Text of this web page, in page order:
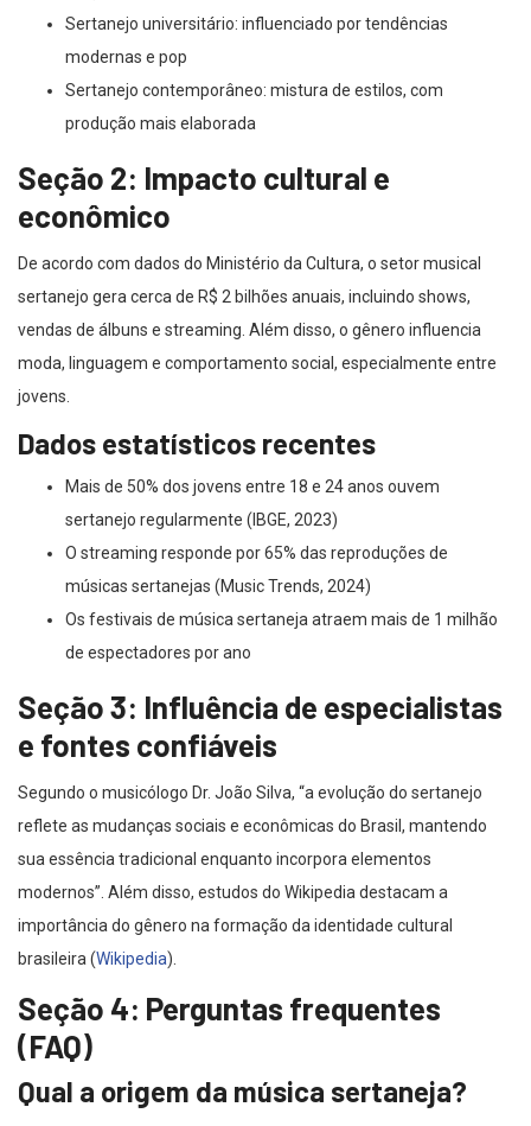
Sertanejo universitário: influenciado por tendências
modernas e pop
Sertanejo contemporâneo: mistura de estilos, com
produção mais elaborada
Seção 2: Impacto cultural e
econômico
De acordo com dados do Ministério da Cultura, o setor musical
sertanejo gera cerca de R$ 2 bilhões anuais, incluindo shows,
vendas de álbuns e streaming. Além disso, o gênero influencia
moda, linguagem e comportamento social, especialmente entre
jovens.
Dados estatísticos recentes
Mais de 50% dos jovens entre 18 e 24 anos ouvem
sertanejo regularmente (IBGE, 2023)
O streaming responde por 65% das reproduções de
músicas sertanejas (Music Trends, 2024)
Os festivais de música sertaneja atraem mais de 1 milhão
de espectadores por ano
Seção 3: Influência de especialistas
e fontes confiáveis
Segundo o musicólogo Dr. João Silva, “a evolução do sertanejo
reflete as mudanças sociais e econômicas do Brasil, mantendo
sua essência tradicional enquanto incorpora elementos
modernos”. Além disso, estudos do Wikipedia destacam a
importância do gênero na formação da identidade cultural
brasileira (Wikipedia).
Seção 4: Perguntas frequentes
(FAQ)
Qual a origem da música sertaneja?